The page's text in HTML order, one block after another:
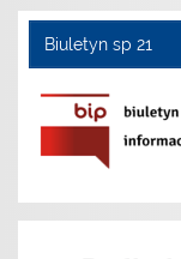
Biuletyn sp 21